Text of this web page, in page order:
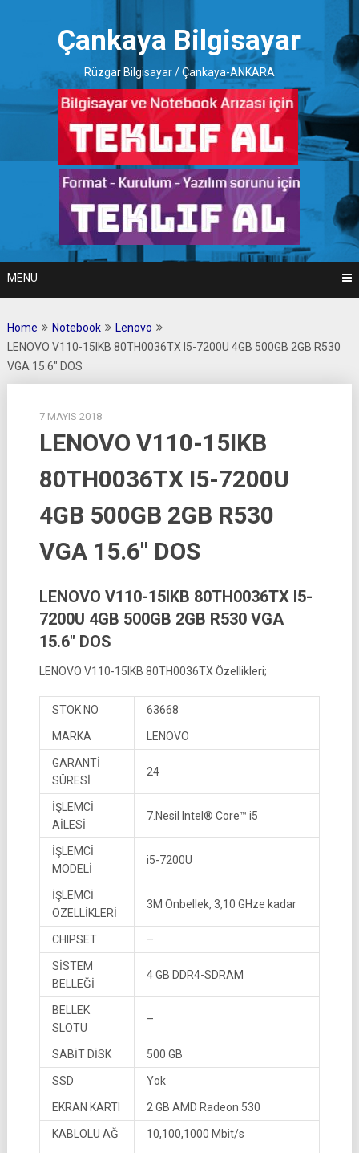
Çankaya Bilgisayar
Rüzgar Bilgisayar / Çankaya-ANKARA
MENU
Home Notebook
Lenovo
LENOVO V110-15IKB 80TH0036TX I5-7200U 4GB 500GB 2GB R530
VGA 15.6″ DOS
7 MAYIS 2018
LENOVO V110-15IKB
80TH0036TX I5-7200U
4GB 500GB 2GB R530
VGA 15.6″ DOS
LENOVO V110-15IKB 80TH0036TX I5-
7200U 4GB 500GB 2GB R530 VGA
15.6″ DOS
LENOVO V110-15IKB 80TH0036TX Özellikleri;
STOK NO 63668
MARKA LENOVO
GARANTİ
SÜRESİ
24
İŞLEMCİ
AİLESİ
7.Nesil Intel® Core™ i5
İŞLEMCİ
MODELİ
i5-7200U
İŞLEMCİ
ÖZELLİKLERİ
3M Önbellek, 3,10 GHze kadar
CHIPSET –
SİSTEM
BELLEĞİ
4 GB DDR4-SDRAM
BELLEK
SLOTU
–
SABİT DİSK 500 GB
SSD Yok
EKRAN KARTI 2 GB AMD Radeon 530
KABLOLU AĞ 10,100,1000 Mbit/s